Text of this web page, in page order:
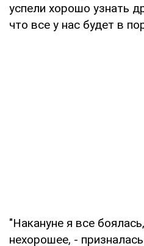
успели хорошо узнать
что все у нас будет в
"Накануне я все
нехорошее, -